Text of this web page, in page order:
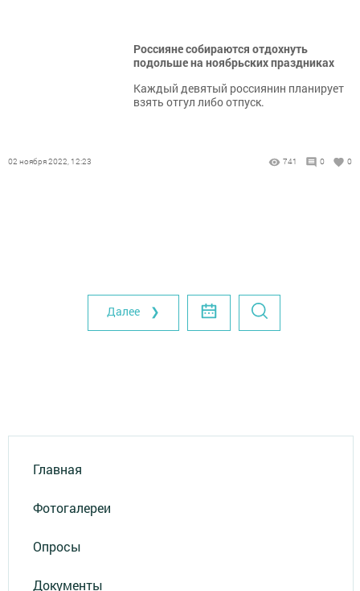
Россияне собираются отдохнуть
подольше на ноябрьских праздниках
Каждый девятый россиянин планирует
взять отгул либо отпуск.
02 ноября 2022, 12:23 741 0 0
Далее ❯
Главная
Фотогалереи
Опросы
Документы